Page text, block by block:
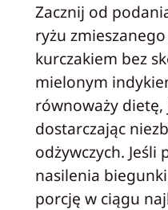
Zacznij od
ryżu
kurczakiem bez
mielonym
równoważy dietę,
dostarczając
odżywczych.
nasilenia
porcję w ciągu